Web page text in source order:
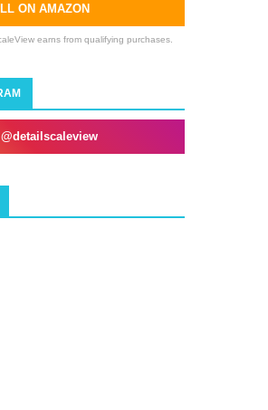
ON AMAZON
earns from qualifying purchases.